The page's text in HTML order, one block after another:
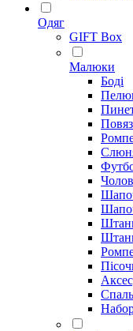
Одяг
GIFT Box
Малюки
Боді